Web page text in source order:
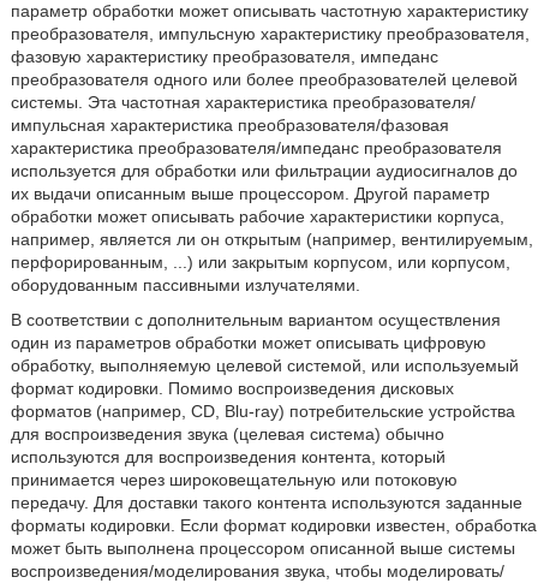
параметр обработки может описывать частотную характеристику
преобразователя, импульсную характеристику преобразователя,
фазовую характеристику преобразователя, импеданс
преобразователя одного или более преобразователей целевой
системы. Эта частотная характеристика преобразователя/
импульсная характеристика преобразователя/фазовая
характеристика преобразователя/импеданс преобразователя
используется для обработки или фильтрации аудиосигналов до
их выдачи описанным выше процессором. Другой параметр
обработки может описывать рабочие характеристики корпуса,
например, является ли он открытым (например, вентилируемым,
перфорированным, ...) или закрытым корпусом, или корпусом,
оборудованным пассивными излучателями.
В соответствии с дополнительным вариантом осуществления
один из параметров обработки может описывать цифровую
обработку, выполняемую целевой системой, или используемый
формат кодировки. Помимо воспроизведения дисковых
форматов (например, CD, Blu-ray) потребительские устройства
для воспроизведения звука (целевая система) обычно
используются для воспроизведения контента, который
принимается через широковещательную или потоковую
передачу. Для доставки такого контента используются заданные
форматы кодировки. Если формат кодировки известен, обработка
может быть выполнена процессором описанной выше системы
воспроизведения/моделирования звука, чтобы моделировать/